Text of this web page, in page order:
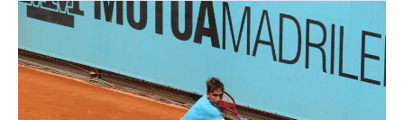
Mérida
Moro
firmaron
buen